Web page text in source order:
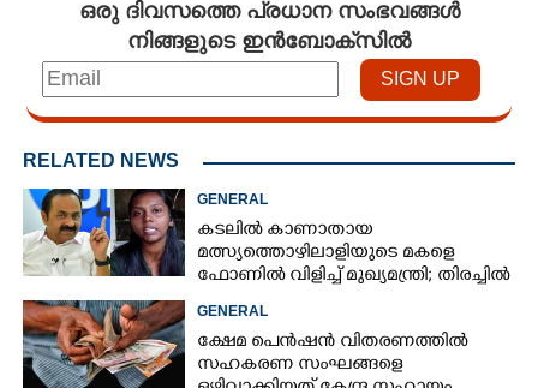
ഒരു ദിവസത്തെ പ്രധാന സംഭവങ്ങൾ
നിങ്ങളുടെ ഇൻബോക്സിൽ
RELATED NEWS
GENERAL
കടലിൽ കാണാതായ
മത്സ്യത്തൊഴിലാളിയുടെ മകളെ
ഫോണിൽ വിളിച്ച് മുഖ്യമന്ത്രി; തിരച്ചിൽ
GENERAL
ക്ഷേമ പെൻഷൻ വിതരണത്തിൽ
സഹകരണ സംഘങ്ങളെ